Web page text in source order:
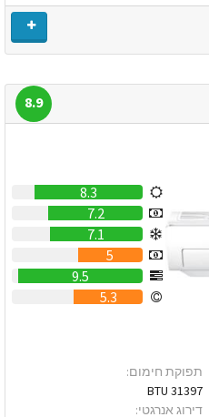
8.9
8.3
7.2
7.1
5
9.5
5.3
תפוקת חימום:
31397 BTU
דירוג אנרגטי: